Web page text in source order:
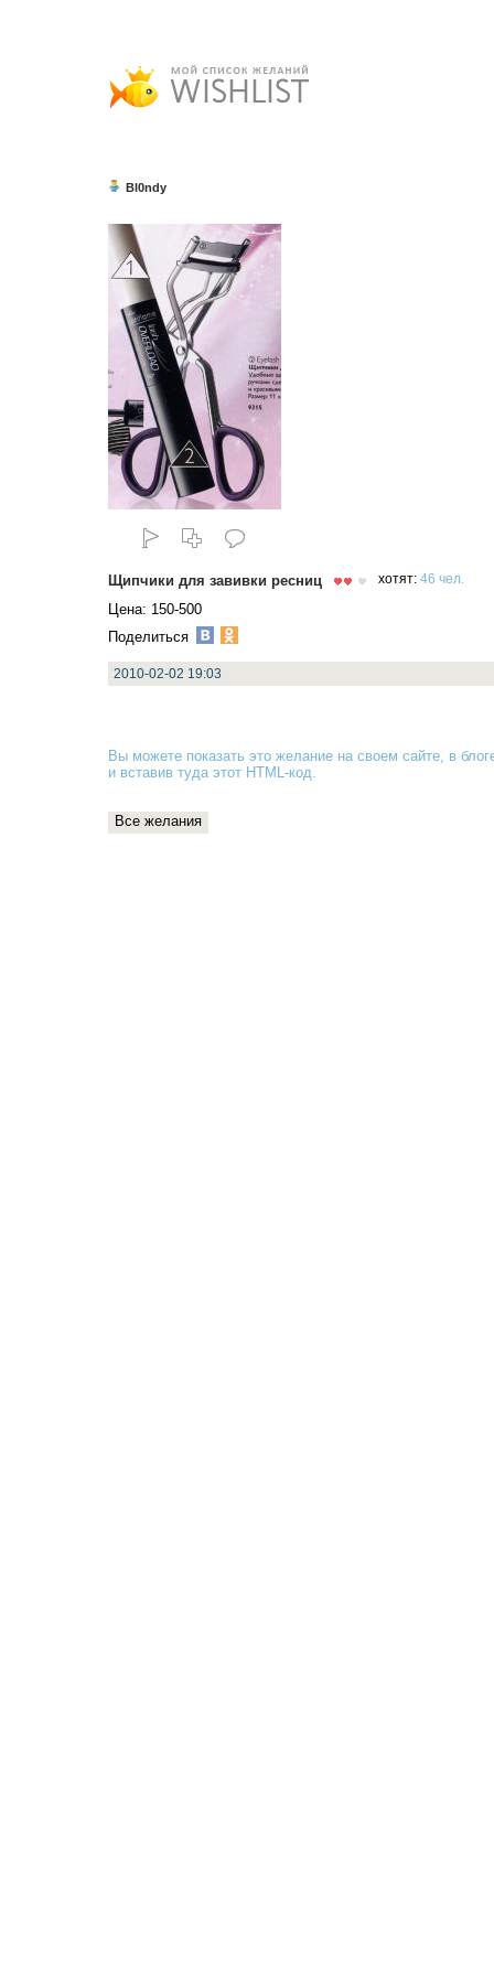
Bl0ndy
Щипчики для завивки ресниц хотят: 46 чел.
Цена: 150-500
Поделиться
2010-02-02 19:03
Вы можете показать это желание на своем сайте, в
и вставив туда этот HTML-код.
Все желания